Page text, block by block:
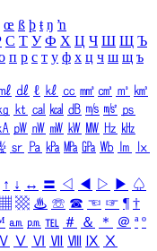
œ ß þ ŧ ŋ ŉ
С Т У Ф Х Ц Ч Ш Щ Ъ
п р с т у ф х ц ч ш щ ъ
㎗ ℓ ㎘ ㏄ ㎣ ㎤ ㎥ ㎦
㏏ ㎈ ㎉ ㏈ ㎧ ㎨ ㎰
㎺ ㎻ ㎽ ㎾ ㎿ ㎐ ㎑
㏛ ㎩ ㎪ ㎫ ㎬ ㏝ ㏐
㏓
↑ ↓ ↔ 〓 ◁ ◀ ▷ ▶ ♤
▩ ♨ ☏ ☎ ☜ ☞ ¶ †
㏂ ㏘ ℡ ＃ ＆ ＊ ＠ ª º
Ⅳ Ⅴ Ⅵ Ⅶ Ⅷ Ⅸ Ⅹ